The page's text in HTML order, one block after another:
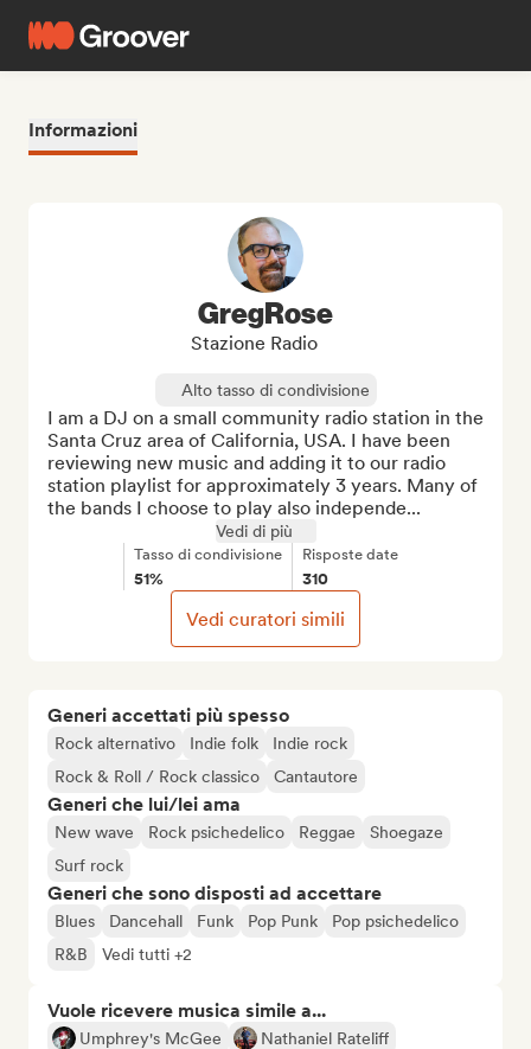
Informazioni
Generi accettati più spesso
Rock alternativo Indie folk
Indie rock
Rock & Roll / Rock classico
Cantautore
Generi che lui/lei ama
New wave Rock psichedelico Reggae
Shoegaze
Surf rock
Generi che sono disposti ad accettare
Blues Dancehall Funk Pop Punk
Pop psichedelico
R&B
Vedi tutti +2
Vuole ricevere musica simile a...
Umphrey's McGee
Nathaniel Rateliff
GregRose
Stazione Radio
Alto tasso di condivisione
I am a DJ on a small community radio station in the
Santa Cruz area of California, USA. I have been
reviewing new music and adding it to our radio
station playlist for approximately 3 years. Many of
the bands I choose to play also independe...
Vedi di più
Tasso di condivisione
51%
Risposte date
310
Vedi curatori simili